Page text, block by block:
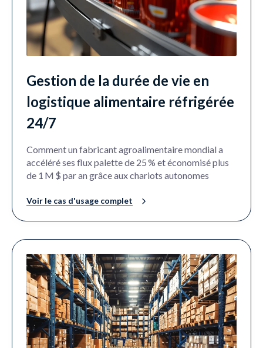
Gestion de la durée de vie en
logistique alimentaire réfrigérée
24/7
Comment un fabricant agroalimentaire mondial a
accéléré ses flux palette de 25 % et économisé plus
de 1 M $ par an grâce aux chariots autonomes
Voir le cas d'usage complet